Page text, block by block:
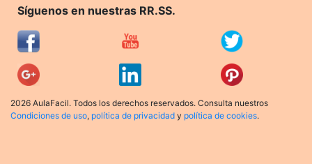
Síguenos en nuestras RR.SS.
2026 AulaFacil. Todos los derechos reservados. Consulta nuestros
Condiciones de uso, política de privacidad y política de cookies.